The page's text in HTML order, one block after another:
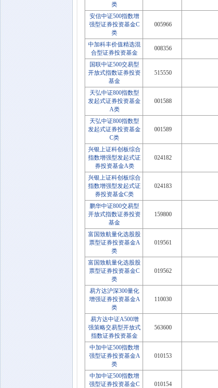
类
安信中证500指数增
强型证券投资基金C
类
005966
中加科丰价值精选混
合型证券投资基金
008356
国联中证500交易型
开放式指数证券投资
基金
515550
天弘中证800指数型
发起式证券投资基金
A类
001588
天弘中证800指数型
发起式证券投资基金
C类
001589
兴银上证科创板综合
指数增强型发起式证
券投资基金A类
024182
兴银上证科创板综合
指数增强型发起式证
券投资基金C类
024183
鹏华中证800交易型
开放式指数证券投资
基金
159800
富国致航量化选股股
票型证券投资基金A
类
019561
富国致航量化选股股
票型证券投资基金C
类
019562
易方达沪深300量化
增强证券投资基金A
类
110030
易方达中证A500增
强策略交易型开放式
指数证券投资基金
563600
中加中证500指数增
强型证券投资基金A
类
010153
中加中证500指数增
强型证券投资基金C
010154